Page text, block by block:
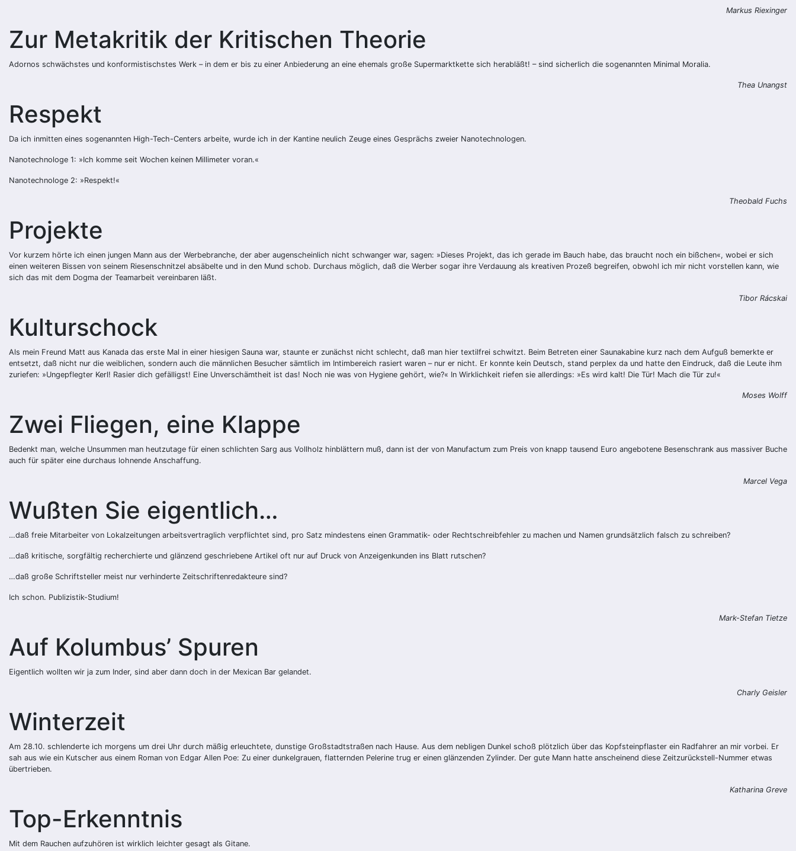
Markus Riexinger
Zur Metakritik der Kritischen Theorie
Adornos schwächstes und konformistischstes Werk – in dem er bis zu einer Anbiederung an eine ehemals große Supermarktkette sich herabläßt! – sind sicherlich die sogenannten Minimal Moralia.
Thea Unangst
Respekt
Da ich inmitten eines sogenannten High-Tech-Centers arbeite, wurde ich in der Kantine neulich Zeuge eines Gesprächs zweier Nanotechnologen.
Nanotechnologe 1: »Ich komme seit Wochen keinen Millimeter voran.«
Nanotechnologe 2: »Respekt!«
Theobald Fuchs
Projekte
Vor kurzem hörte ich einen jungen Mann aus der Werbebranche, der aber augenscheinlich nicht schwanger war, sagen: »Dieses Projekt, das ich gerade im Bauch habe, das braucht noch ein bißchen«, wobei er sich
einen weiteren Bissen von seinem Riesenschnitzel absäbelte und in den Mund schob. Durchaus möglich, daß die Werber sogar ihre Verdauung als kreativen Prozeß begreifen, obwohl ich mir nicht vorstellen kann, wie
sich das mit dem Dogma der Teamarbeit vereinbaren läßt.
Tibor Rácskai
Kulturschock
Als mein Freund Matt aus Kanada das erste Mal in einer hiesigen Sauna war, staunte er zunächst nicht schlecht, daß man hier textilfrei schwitzt. Beim Betreten einer Saunakabine kurz nach dem Aufguß bemerkte er
entsetzt, daß nicht nur die weiblichen, sondern auch die männlichen Besucher sämtlich im Intimbereich rasiert waren – nur er nicht. Er konnte kein Deutsch, stand perplex da und hatte den Eindruck, daß die Leute ihm
zuriefen: »Ungepflegter Kerl! Rasier dich gefälligst! Eine Unverschämtheit ist das! Noch nie was von Hygiene gehört, wie?« In Wirklichkeit riefen sie allerdings: »Es wird kalt! Die Tür! Mach die Tür zu!«
Moses Wolff
Zwei Fliegen, eine Klappe
Bedenkt man, welche Unsummen man heutzutage für einen schlichten Sarg aus Vollholz hinblättern muß, dann ist der von Manufactum zum Preis von knapp tausend Euro angebotene Besenschrank aus massiver Buche
auch für später eine durchaus lohnende Anschaffung.
Marcel Vega
Wußten Sie eigentlich…
…daß freie Mitarbeiter von Lokalzeitungen arbeitsvertraglich verpflichtet sind, pro Satz mindestens einen Grammatik- oder Rechtschreibfehler zu machen und Namen grundsätzlich falsch zu schreiben?
…daß kritische, sorgfältig recherchierte und glänzend geschriebene Artikel oft nur auf Druck von Anzeigenkunden ins Blatt rutschen?
…daß große Schriftsteller meist nur verhinderte Zeitschriftenredakteure sind?
Ich schon. Publizistik-Studium!
Mark-Stefan Tietze
Auf Kolumbus’ Spuren
Eigentlich wollten wir ja zum Inder, sind aber dann doch in der Mexican Bar gelandet.
Charly Geisler
Winterzeit
Am 28.10. schlenderte ich morgens um drei Uhr durch mäßig erleuchtete, dunstige Großstadtstraßen nach Hause. Aus dem nebligen Dunkel schoß plötzlich über das Kopfsteinpflaster ein Radfahrer an mir vorbei. Er
sah aus wie ein Kutscher aus einem Roman von Edgar Allen Poe: Zu einer dunkelgrauen, flatternden Pelerine trug er einen glänzenden Zylinder. Der gute Mann hatte anscheinend diese Zeitzurückstell-Nummer etwas
übertrieben.
Katharina Greve
Top-Erkenntnis
Mit dem Rauchen aufzuhören ist wirklich leichter gesagt als Gitane.